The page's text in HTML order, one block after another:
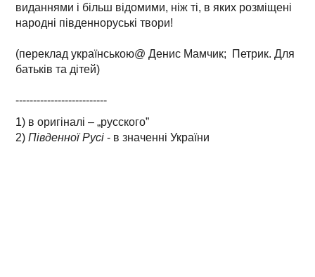
виданнями і більш відомими, ніж ті, в яких розміщені
народні південноруські твори!
(переклад українською@ Денис Мамчик; Петрик. Для
батьків та дітей)
--------------------------
1) в оригіналі – „русского”
2) Південної Русі - в значенні України